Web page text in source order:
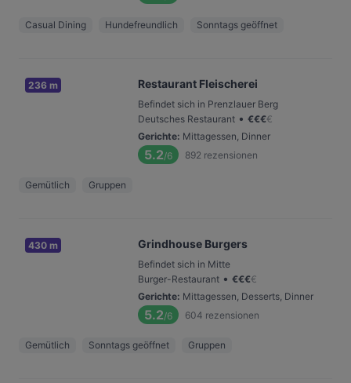
Casual Dining Hundefreundlich Sonntags geöffnet
236 m Restaurant Fleischerei
Befindet sich in Prenzlauer Berg
Deutsches Restaurant • €€€€
Gerichte: Mittagessen, Dinner
5.2/6 892 rezensionen
Gemütlich Gruppen
430 m Grindhouse Burgers
Befindet sich in Mitte
Burger-Restaurant • €€€€
Gerichte: Mittagessen, Desserts, Dinner
5.2/6 604 rezensionen
Gemütlich Sonntags geöffnet Gruppen